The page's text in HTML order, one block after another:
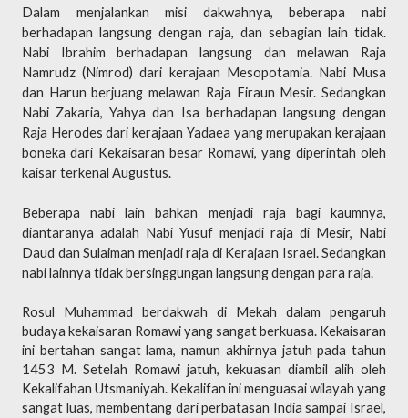
Dalam menjalankan misi dakwahnya, beberapa nabi
berhadapan langsung dengan raja, dan sebagian lain tidak.
Nabi Ibrahim berhadapan langsung dan melawan Raja
Namrudz (Nimrod) dari kerajaan Mesopotamia. Nabi Musa
dan Harun berjuang melawan Raja Firaun Mesir. Sedangkan
Nabi Zakaria, Yahya dan Isa berhadapan langsung dengan
Raja Herodes dari kerajaan Yadaea yang merupakan kerajaan
boneka dari Kekaisaran besar Romawi, yang diperintah oleh
kaisar terkenal Augustus.
Beberapa nabi lain bahkan menjadi raja bagi kaumnya,
diantaranya adalah Nabi Yusuf menjadi raja di Mesir, Nabi
Daud dan Sulaiman menjadi raja di Kerajaan Israel. Sedangkan
nabi lainnya tidak bersinggungan langsung dengan para raja.
Rosul Muhammad berdakwah di Mekah dalam pengaruh
budaya kekaisaran Romawi yang sangat berkuasa. Kekaisaran
ini bertahan sangat lama, namun akhirnya jatuh pada tahun
1453 M. Setelah Romawi jatuh, kekuasan diambil alih oleh
Kekalifahan Utsmaniyah. Kekalifan ini menguasai wilayah yang
sangat luas, membentang dari perbatasan India sampai Israel,